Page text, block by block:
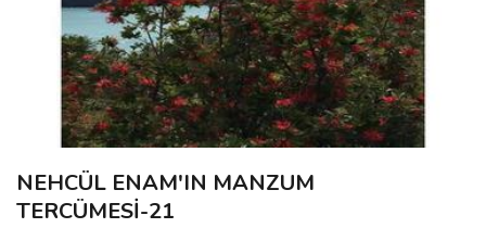
NEHCÜL ENAM'IN MANZUM
TERCÜMESİ-21